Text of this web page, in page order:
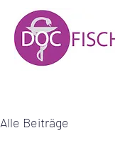
Alle Beiträge